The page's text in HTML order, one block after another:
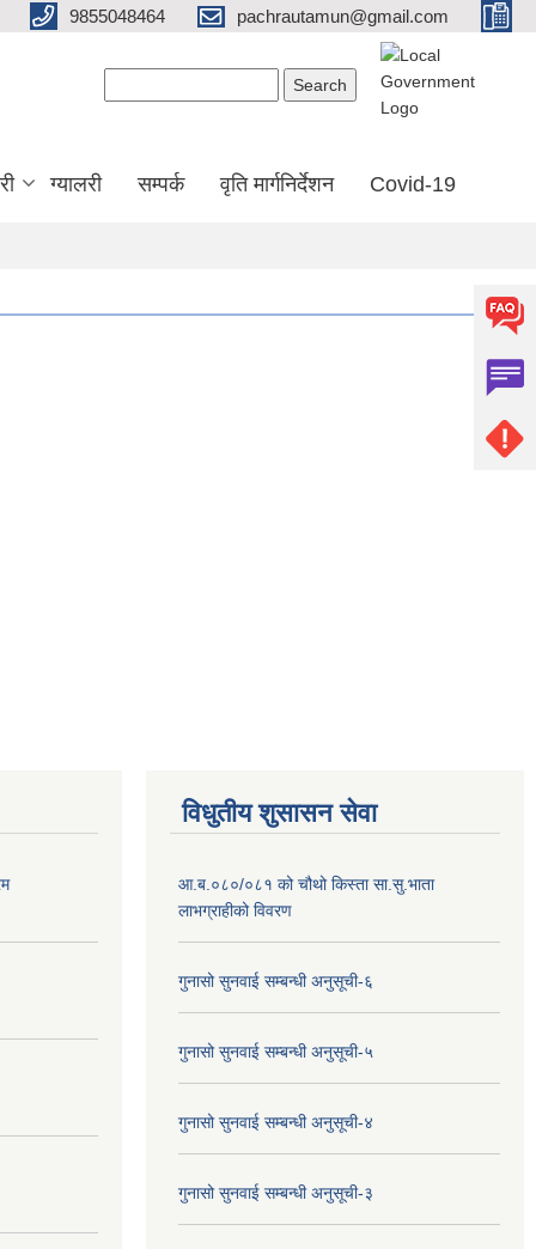
9855048464 pachrautamun@gmail.com
ग्यालरी सम्पर्क वृति मार्गनिर्देशन Covid-19
विधुतीय शुसासन सेवा
आ.ब.०८०/०८१ को चौथो किस्ता सा.सु.भाता
लाभग्राहीको विवरण
गुनासो सुनवाई सम्बन्धी अनुसूची-६
गुनासो सुनवाई सम्बन्धी अनुसूची-५
गुनासो सुनवाई सम्बन्धी अनुसूची-४
गुनासो सुनवाई सम्बन्धी अनुसूची-३